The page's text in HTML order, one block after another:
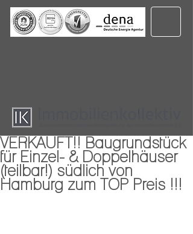
VERKAUFT!! Baugrundstück
für Einzel- & Doppelhäuser
(teilbar!) südlich von
Hamburg zum TOP Preis !!!